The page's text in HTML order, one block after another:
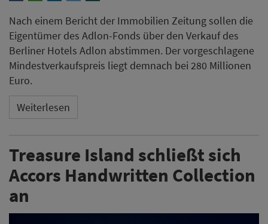
Nach einem Bericht der Immobilien Zeitung sollen die
Eigentümer des Adlon-Fonds über den Verkauf des
Berliner Hotels Adlon abstimmen. Der vorgeschlagene
Mindestverkaufspreis liegt demnach bei 280 Millionen
Euro.
Weiterlesen
Treasure Island schließt sich
Accors Handwritten Collection
an